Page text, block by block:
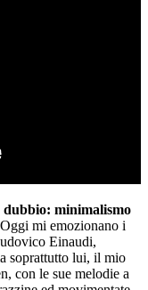
dubbio: minimalismo
mi emozionano i
Einaudi,
soprattutto lui, il mio
con le sue melodie a